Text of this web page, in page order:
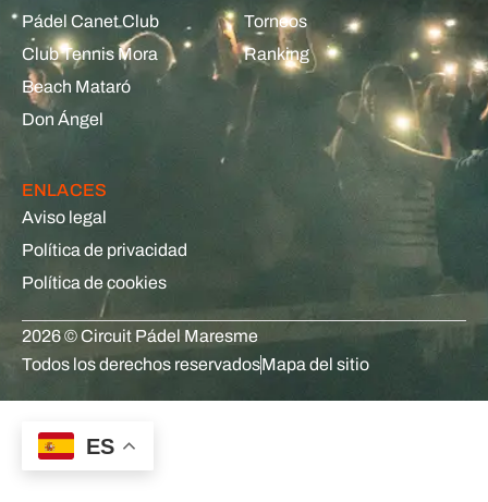
Pádel Canet Club
Club Tennis Mora
Beach Mataró
Don Ángel
Torneos
Ranking
ENLACES
Aviso legal
Política de privacidad
Política de cookies
2026 © Circuit Pádel Maresme
Todos los derechos reservadosMapa del sitio
ES